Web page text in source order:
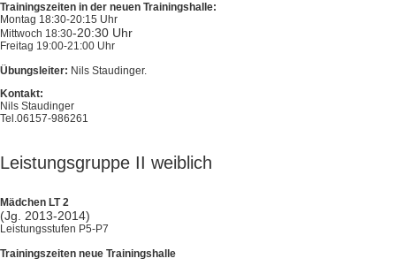
Trainingszeiten in der neuen Trainingshalle:
Montag 18:30-20:15 Uhr
Mittwoch 18:30-20:30 Uhr
Freitag 19:00-21:00 Uhr
Übungsleiter: Nils Staudinger.
Kontakt:
Nils Staudinger
Tel.06157-986261
Leistungsgruppe II weiblich
Mädchen LT 2
(Jg. 2013-2014)
Leistungsstufen P5-P7
Trainingszeiten neue Trainingshalle